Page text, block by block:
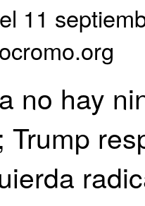
11
no hay
Trump